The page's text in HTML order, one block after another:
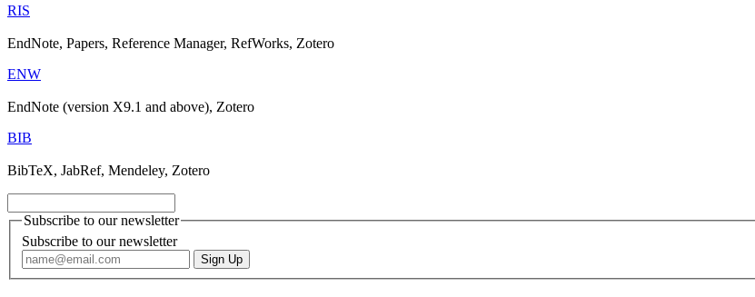
RIS
EndNote, Papers, Reference Manager, RefWorks, Zotero
ENW
EndNote (version X9.1 and above), Zotero
BIB
BibTeX, JabRef, Mendeley, Zotero
Subscribe to our newsletter
Subscribe to our newsletter